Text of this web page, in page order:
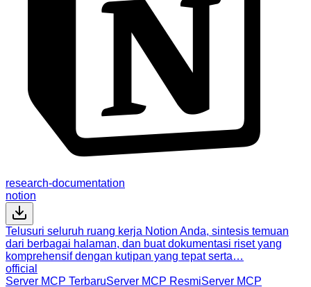
research-documentation
notion
Telusuri seluruh ruang kerja Notion Anda, sintesis temuan
dari berbagai halaman, dan buat dokumentasi riset yang
komprehensif dengan kutipan yang tepat serta…
official
Server MCP TerbaruServer MCP ResmiServer MCP